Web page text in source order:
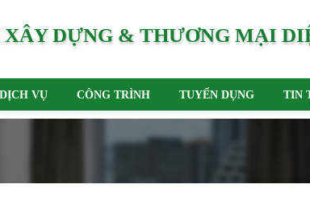
XÂY DỰNG & THƯƠNG MẠI
DỊCH VỤ CÔNG TRÌNH TUYỂN DỤNG TIN